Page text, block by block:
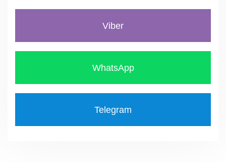
Viber
WhatsApp
Telegram